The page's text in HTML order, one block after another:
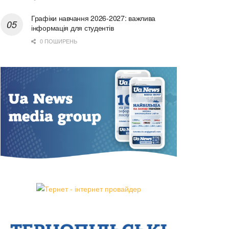
Графіки навчання 2026-2027: важлива
інформація для студентів
0 ПОШИРЕНЬ